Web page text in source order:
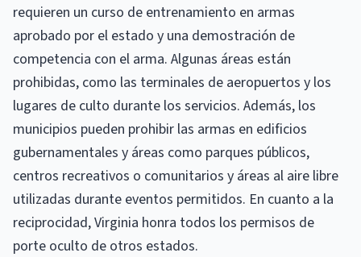
requieren un curso de entrenamiento en armas
aprobado por el estado y una demostración de
competencia con el arma. Algunas áreas están
prohibidas, como las terminales de aeropuertos y los
lugares de culto durante los servicios. Además, los
municipios pueden prohibir las armas en edificios
gubernamentales y áreas como parques públicos,
centros recreativos o comunitarios y áreas al aire libre
utilizadas durante eventos permitidos. En cuanto a la
reciprocidad, Virginia honra todos los permisos de
porte oculto de otros estados.